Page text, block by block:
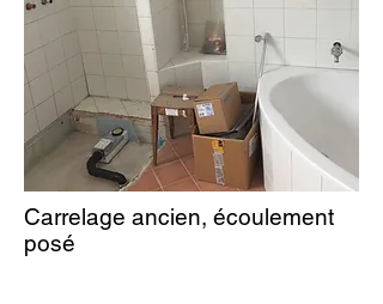
Carrelage ancien, écoulement
posé